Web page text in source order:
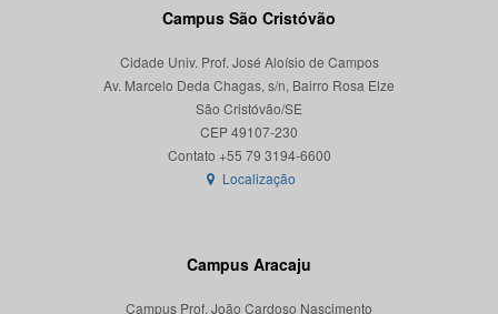
Campus São Cristóvão
Cidade Univ. Prof. José Aloísio de Campos
Av. Marcelo Deda Chagas, s/n, Bairro Rosa Elze
São Cristóvão/SE
CEP 49107-230
Localização
Campus Aracaju
Campus Prof. João Cardoso Nascimento